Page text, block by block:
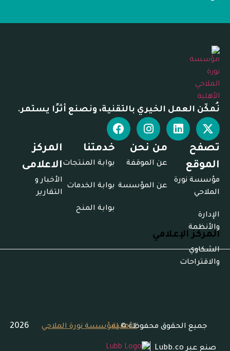
المركز الإعلامي
نُمكّن العمل الخيري بالتقنية، ونصنع أثرًا يستمر.
تصفح
الموقع
مؤسسة نورة
الملاحي
الإدارة
والأنظمة
الشكاوي
والاقتراحات
من نحن
عن الموقفة
عن المؤسسة
خدمتنا
بوابة المنتجات
بوابة الخدمات
بوابة المنح
المركز
الاعلامى
الأخبار و
التقارير
جميع الحقوق محفوظة ©
لمؤسسة نورة الملاحي الأهلية 2026
صنع عبرLubb.co